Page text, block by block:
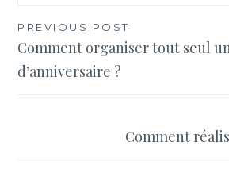
Navigation
de
PREVIOUS POST
Comment organiser tout seul
d’anniversaire ?
Comment